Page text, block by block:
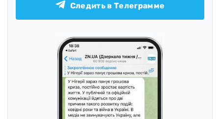
Следить в Телеграмме